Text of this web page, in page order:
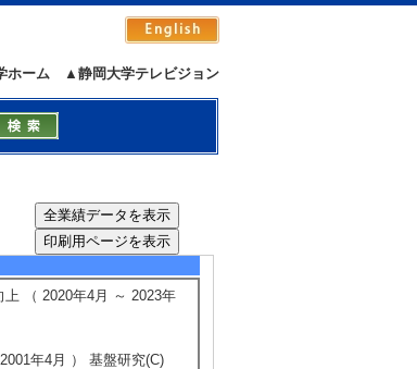
▲静岡大学テレビジョン
ホーム
ーテ ル直接合成
prepared using sol-gel
5/205全件表示
（ 2020年4月 ～ 2023年
年4月 ） 基盤研究(C)